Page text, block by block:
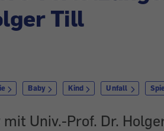
Till
Baby Kind Unfall
Univ.-Prof. Dr.